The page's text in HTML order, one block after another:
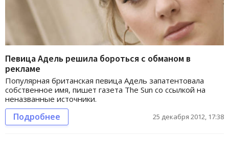
Певица Адель решила бороться с обманом в
рекламе
Популярная британская певица Адель запатентовала
собственное имя, пишет газета The Sun со ссылкой на
неназванные источники.
Подробнее 25 декабря 2012, 17:38